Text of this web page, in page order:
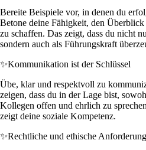
Bereite Beispiele vor, in denen du
Betone deine Fähigkeit, den
zu schaffen. Das zeigt, dass du nicht
sondern auch als Führungskraft
✨Kommunikation ist der Schlüssel
Übe, klar und respektvoll zu
zeigen, dass du in der Lage bist,
Kollegen offen und ehrlich zu
zeigt deine soziale Kompetenz.
✨Rechtliche und ethische